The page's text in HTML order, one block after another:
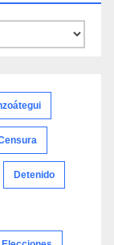
Detenido